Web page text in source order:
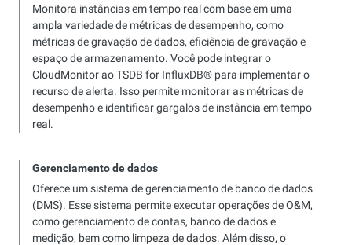
Monitora instâncias em tempo real com base em uma
ampla variedade de métricas de desempenho, como
métricas de gravação de dados, eficiência de gravação e
espaço de armazenamento. Você pode integrar o
CloudMonitor ao TSDB for InfluxDB® para implementar o
recurso de alerta. Isso permite monitorar as métricas de
desempenho e identificar gargalos de instância em tempo
real.
Gerenciamento de dados
Oferece um sistema de gerenciamento de banco de dados
(DMS). Esse sistema permite executar operações de O&M,
como gerenciamento de contas, banco de dados e
medição, bem como limpeza de dados. Além disso, o